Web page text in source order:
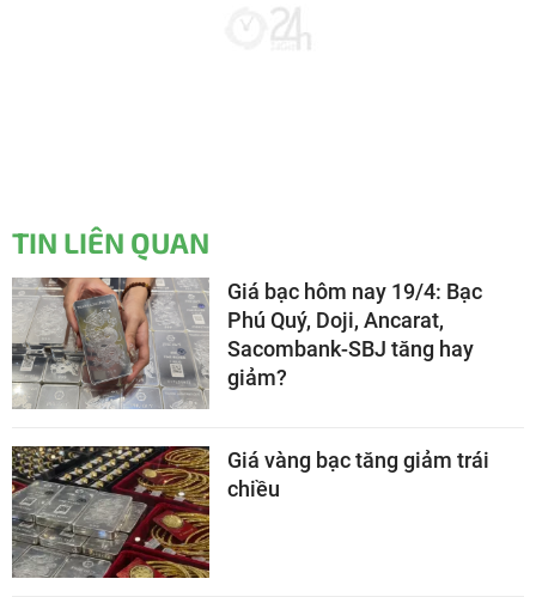
TIN LIÊN QUAN
Giá bạc hôm nay 19/4: Bạc
Phú Quý, Doji, Ancarat,
Sacombank-SBJ tăng hay
giảm?
Giá vàng bạc tăng giảm trái
chiều